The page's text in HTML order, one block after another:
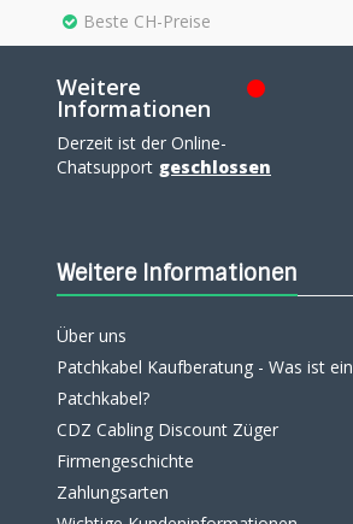
Beste CH-Preise
Weitere
Informationen
Derzeit ist der Online-
Chatsupport geschlossen
Weitere Informationen
Über uns
Patchkabel Kaufberatung - Was ist ein
Patchkabel?
CDZ Cabling Discount Züger
Firmengeschichte
Zahlungsarten